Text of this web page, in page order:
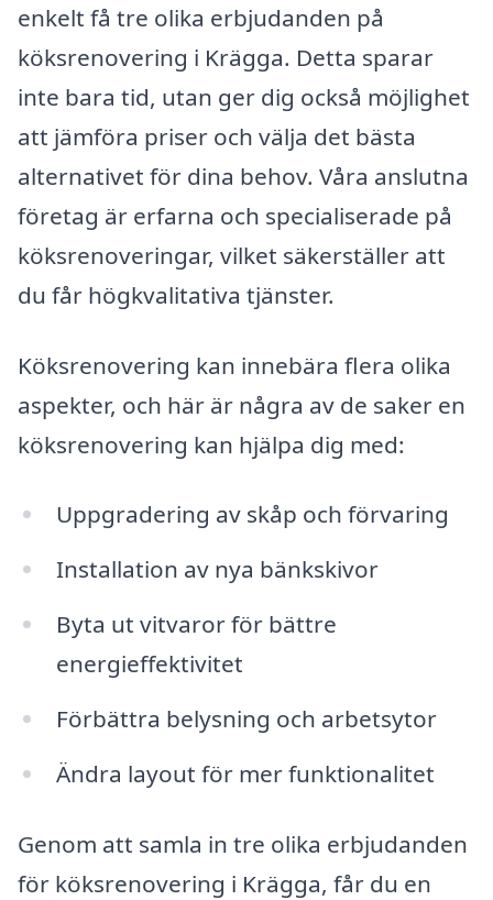
enkelt få tre olika erbjudanden på
köksrenovering i Krägga. Detta sparar
inte bara tid, utan ger dig också möjlighet
att jämföra priser och välja det bästa
alternativet för dina behov. Våra anslutna
företag är erfarna och specialiserade på
köksrenoveringar, vilket säkerställer att
du får högkvalitativa tjänster.
Köksrenovering kan innebära flera olika
aspekter, och här är några av de saker en
köksrenovering kan hjälpa dig med:
Uppgradering av skåp och förvaring
Installation av nya bänkskivor
Byta ut vitvaror för bättre
energieffektivitet
Förbättra belysning och arbetsytor
Ändra layout för mer funktionalitet
Genom att samla in tre olika erbjudanden
för köksrenovering i Krägga, får du en